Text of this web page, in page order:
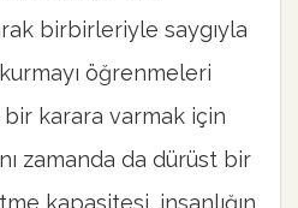
birbirleriyle saygıyla
öğrenmeleri
karara varmak için
zamanda da dürüst bir
kapasitesi, insanlığın